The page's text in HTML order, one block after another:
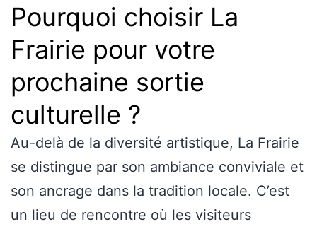
Pourquoi choisir La
Frairie pour votre
prochaine sortie
culturelle ?
Au-delà de la diversité artistique, La Frairie
se distingue par son ambiance conviviale et
son ancrage dans la tradition locale. C’est
un lieu de rencontre où les visiteurs